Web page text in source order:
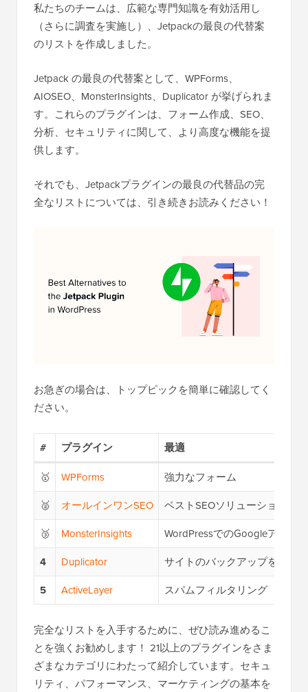
私たちのチームは、広範な専門知識を有効活用し
（さらに調査を実施し）、Jetpackの最良の代替案
のリストを作成しました。
Jetpack の最良の代替案として、WPForms、
AIOSEO、MonsterInsights、Duplicator が挙げられま
す。これらのプラグインは、フォーム作成、SEO、
分析、セキュリティに関して、より高度な機能を提
供します。
それでも、Jetpackプラグインの最良の代替品の完
全なリストについては、引き続きお読みください！
お急ぎの場合は、トップピックを簡単に確認してく
ださい。
# プラグイン 最適
🥇 WPForms
強力なフォーム
🥈
オールインワンSEO
ベストSEOソリューション
🥉
MonsterInsights WordPressでのGoogleアナリ
4 Duplicator サイトのバックアップを作成
5 ActiveLayer スパムフィルタリング
完全なリストを入手するために、ぜひ読み進めるこ
とを強くお勧めします！ 21以上のプラグインをさま
ざまなカテゴリにわたって紹介しています。セキュ
リティ、パフォーマンス、マーケティングの基本を